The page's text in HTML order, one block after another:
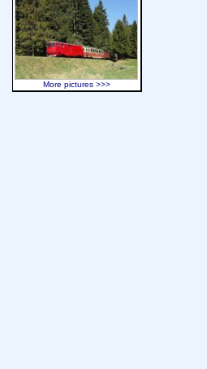
More pictures >>>